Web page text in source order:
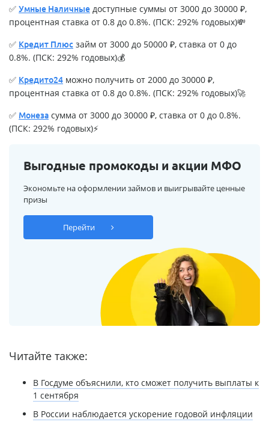
✅ Умные Наличные доступные суммы от 3000 до 30000 ₽,
процентная ставка от 0.8 до 0.8%. (ПСК: 292% годовых)💸
✅ Кредит Плюс займ от 3000 до 50000 ₽, ставка от 0 до
0.8%. (ПСК: 292% годовых)💰
✅ Кредито24 можно получить от 2000 до 30000 ₽,
процентная ставка от 0.8 до 0.8%. (ПСК: 292% годовых)🚀
✅ Монеза сумма от 3000 до 30000 ₽, ставка от 0 до 0.8%.
(ПСК: 292% годовых)⚡
Выгодные промокоды и акции МФО
Экономьте на оформлении займов и выигрывайте ценные
призы
Перейти
Читайте также:
В Госдуме объяснили, кто сможет получить выплаты к
1 сентября
В России наблюдается ускорение годовой инфляции